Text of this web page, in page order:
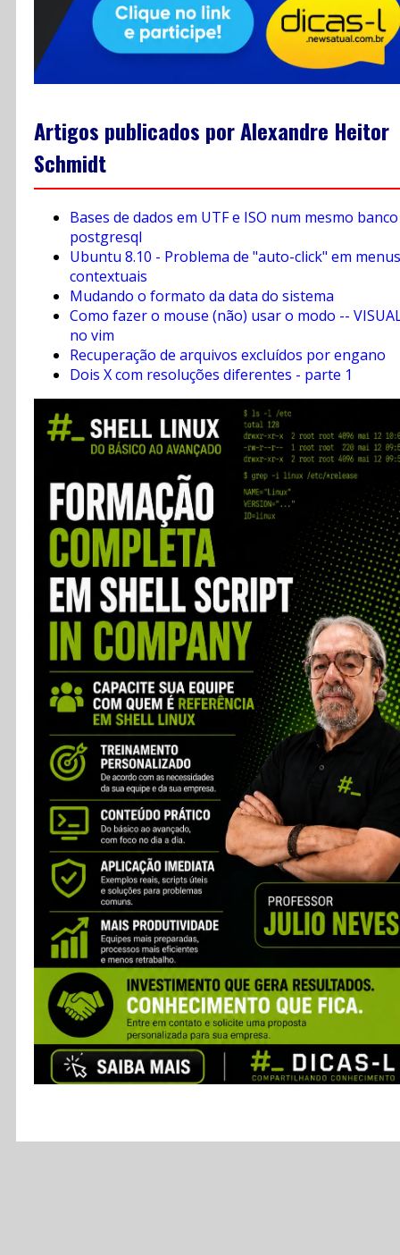
Artigos publicados por Alexandre Heitor
Schmidt
Bases de dados em UTF e ISO num mesmo banco
postgresql
Ubuntu 8.10 - Problema de "auto-click" em menus
contextuais
Mudando o formato da data do sistema
Como fazer o mouse (não) usar o modo --
no vim
Recuperação de arquivos excluídos por engano
Dois X com resoluções diferentes - parte 1